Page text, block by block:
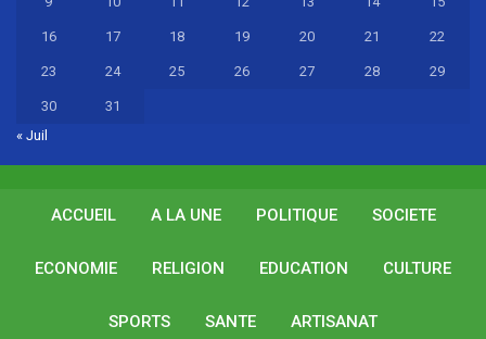
16 17 18 19 20 21 22
23 24 25 26 27 28 29
30
31
« Juil
ACCUEIL A LA UNE POLITIQUE SOCIETE
ECONOMIE RELIGION EDUCATION CULTURE
SPORTS SANTE ARTISANAT